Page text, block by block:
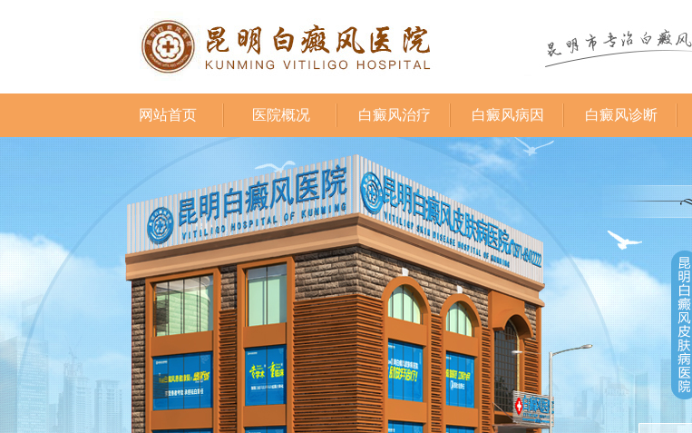
网站首页 医院概况 白癜风治疗 白癜风病因 白癜风诊断